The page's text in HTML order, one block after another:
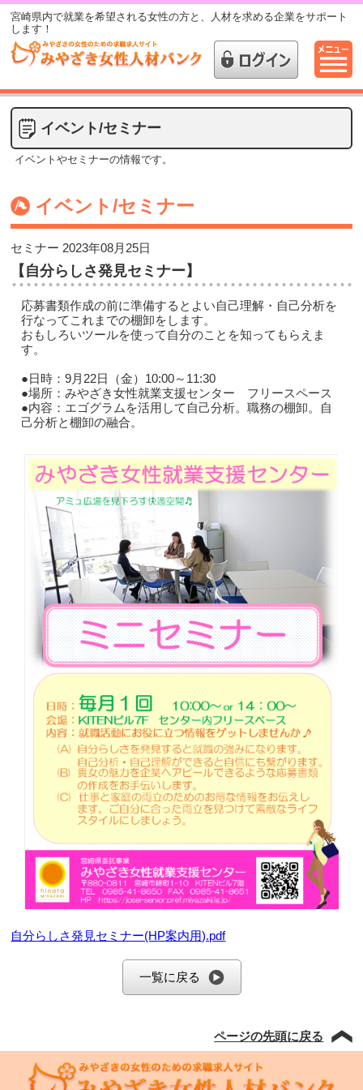
宮崎県内で就業を希望される女性の方と、人材を求める企業をサポート
します！
イベント/セミナー
イベントやセミナーの情報です。
イベント/セミナー
セミナー 2023年08月25日
【自分らしさ発見セミナー】
応募書類作成の前に準備するとよい自己理解・自己分析を
行なってこれまでの棚卸をします。
おもしろいツールを使って自分のことを知ってもらえま
す。
●日時：9月22日（金）10:00～11:30
●場所：みやざき女性就業支援センター フリースペース
●内容：エゴグラムを活用して自己分析。職務の棚卸。自
己分析と棚卸の融合。
自分らしさ発見セミナー(HP案内用).pdf
一覧に戻る
ページの先頭に戻る